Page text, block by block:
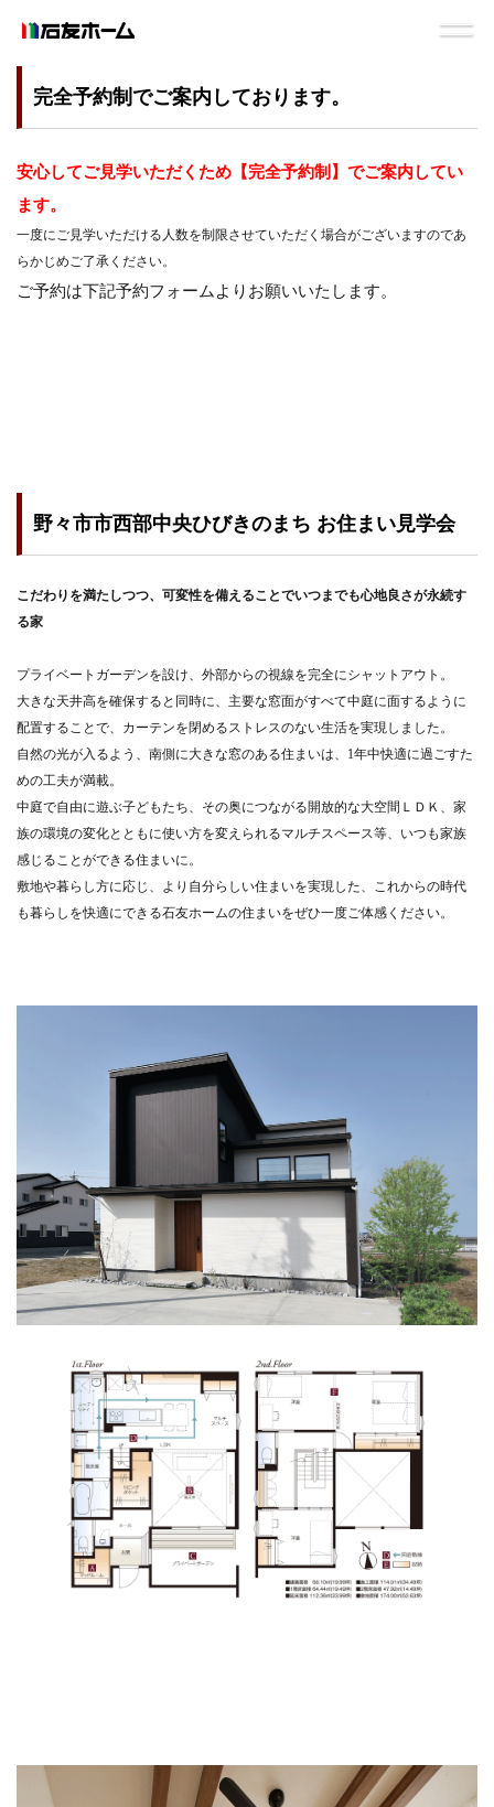
完全予約制でご案内しております。
安心してご見学いただくため【完全予約制】でご案内してい
ます。
一度にご見学いただける人数を制限させていただく場合がございますのであ
らかじめご了承ください。
ご予約は下記予約フォーム よりお願いいたします。
野々市市西部中央ひびきのまち お住まい見学会
こだわりを満たしつつ、可変性を備えることでいつまでも心地良さが永続す
る家
プライベートガーデンを設け、外部からの視線を完全にシャットアウト。
大きな天井高を確保すると同時に、主要な窓面がすべて中庭に面するように
配置することで、カーテンを閉めるストレスのない生活を実現しました。
自然の光が入るよう、南側に大きな窓のある住まいは、1年中快適に過ごすた
めの工夫が満載。
中庭で自由に遊ぶ子どもたち、その奥につながる開放的な大空間ＬＤＫ、家
族の環境の変化とともに使い方を変えられるマルチスペース等、いつも家族
感じることができる住まいに。
敷地や暮らし方に応じ、より自分らしい住まいを実現した、これからの時代
も暮らしを快適にできる石友ホームの住まいをぜひ一度ご体感ください。